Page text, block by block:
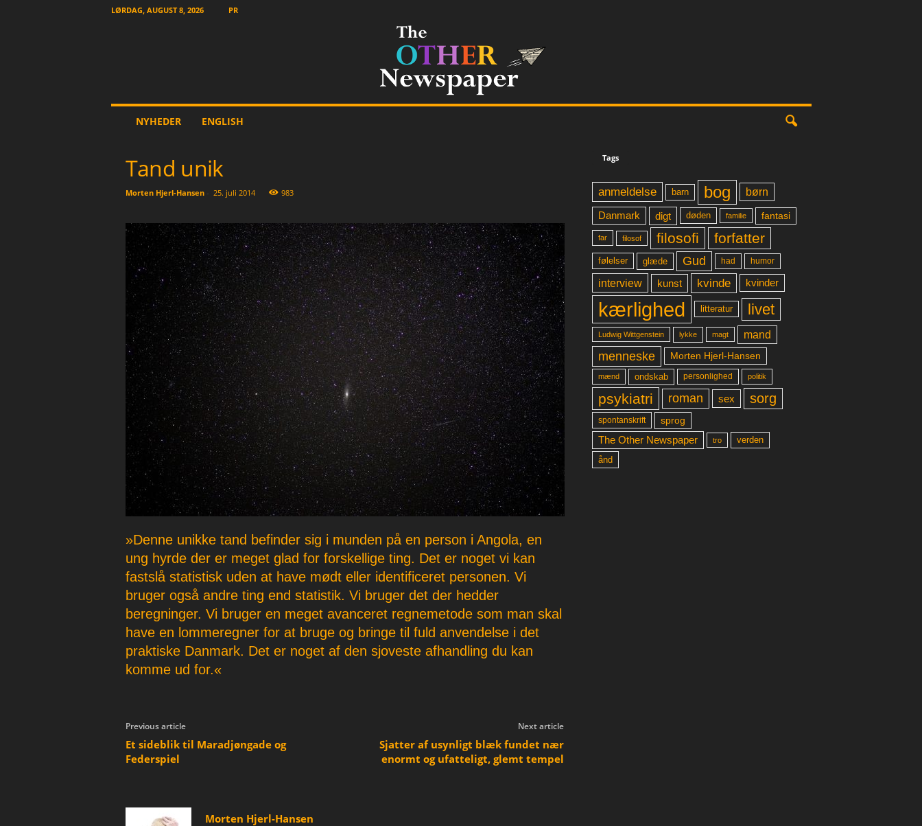
LØRDAG, AUGUST 8, 2026 PR
NYHEDER ENGLISH
Tand unik
Morten Hjerl-Hansen- 25. juli 2014 983
»Denne unikke tand befinder sig i munden på en person i Angola, en
ung hyrde der er meget glad for forskellige ting. Det er noget vi kan
fastslå statistisk uden at have mødt eller identificeret personen. Vi
bruger også andre ting end statistik. Vi bruger det der hedder
beregninger. Vi bruger en meget avanceret regnemetode som man skal
have en lommeregner for at bruge og bringe til fuld anvendelse i det
praktiske Danmark. Det er noget af den sjoveste afhandling du kan
komme ud for.«
Previous article
Et sideblik til Maradjøngade og
Federspiel
Next article
Sjatter af usynligt blæk fundet nær
enormt og ufatteligt, glemt tempel
Morten Hjerl-Hansen
Tags
anmeldelse barn bog børn
Danmark digt døden familie fantasi
far filosof filosofi forfatter
følelser glæde Gud had humor
interview kunst kvinde kvinder
kærlighed litteratur livet
Ludwig Wittgenstein lykke magt mand
menneske Morten Hjerl-Hansen
mænd ondskab personlighed politik
psykiatri roman sex sorg
spontanskrift sprog
The Other Newspaper tro verden
ånd